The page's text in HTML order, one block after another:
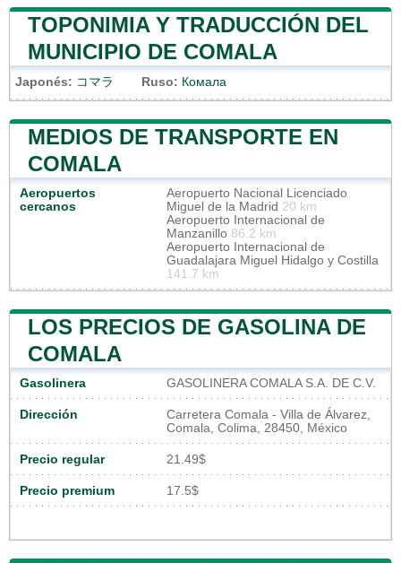
TOPONIMIA Y TRADUCCIÓN DEL
MUNICIPIO DE COMALA
Japonés: コマラ Ruso: Комала
MEDIOS DE TRANSPORTE EN
COMALA
Aeropuertos
cercanos
Aeropuerto Nacional Licenciado
Miguel de la Madrid 20 km
Aeropuerto Internacional de
Manzanillo 86.2 km
Aeropuerto Internacional de
Guadalajara Miguel Hidalgo y Costilla
141.7 km
LOS PRECIOS DE GASOLINA DE
COMALA
Gasolinera GASOLINERA COMALA S.A. DE C.V.
Dirección
Carretera Comala - Villa de Álvarez,
Comala, Colima, 28450, México
Precio regular 21.49$
Precio premium 17.5$